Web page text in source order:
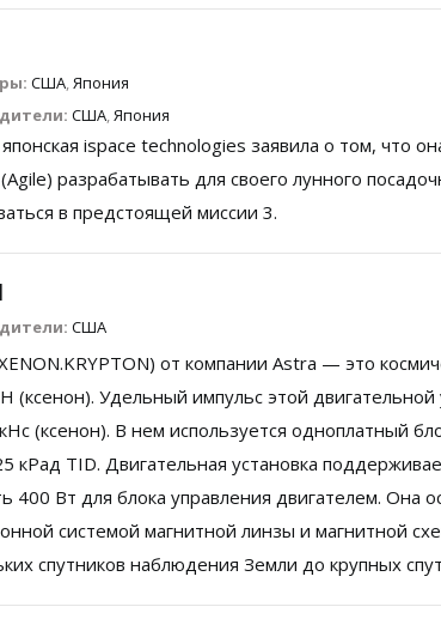
США,Япония
США,Япония
ispace technologies заявила о том, что
разрабатывать для своего лунного
в предстоящей миссии 3.
США
от компании Astra — это
(ксенон). Удельный импульс этой
(ксенон). В нем используется одноплатный
кРад TID. Двигательная установка
400 Вт для блока управления двигателем. Она
системой магнитной линзы и магнитной
спутников наблюдения Земли до крупных